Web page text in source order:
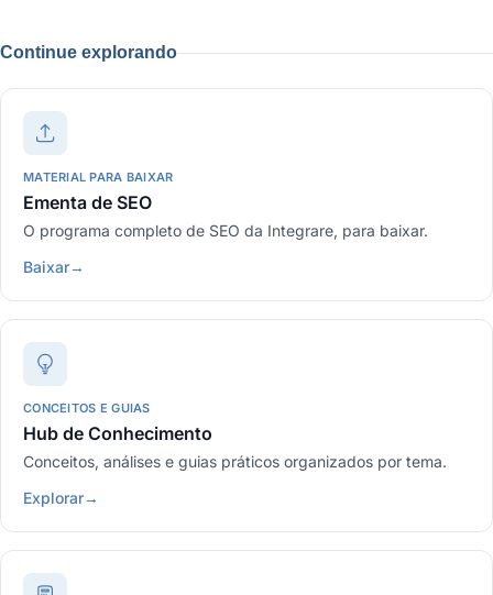
Continue explorando
MATERIAL PARA BAIXAR
Ementa de SEO
O programa completo de SEO da Integrare, para baixar.
Baixar→
CONCEITOS E GUIAS
Hub de Conhecimento
Conceitos, análises e guias práticos organizados por tema.
Explorar→